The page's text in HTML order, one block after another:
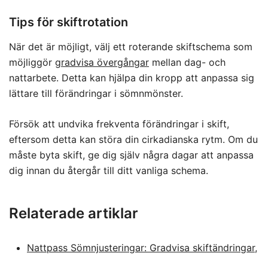
Tips för skiftrotation
När det är möjligt, välj ett roterande skiftschema som
möjliggör gradvisa övergångar mellan dag- och
nattarbete. Detta kan hjälpa din kropp att anpassa sig
lättare till förändringar i sömnmönster.
Försök att undvika frekventa förändringar i skift,
eftersom detta kan störa din cirkadianska rytm. Om du
måste byta skift, ge dig själv några dagar att anpassa
dig innan du återgår till ditt vanliga schema.
Relaterade artiklar
Nattpass Sömnjusteringar: Gradvisa skiftändringar,